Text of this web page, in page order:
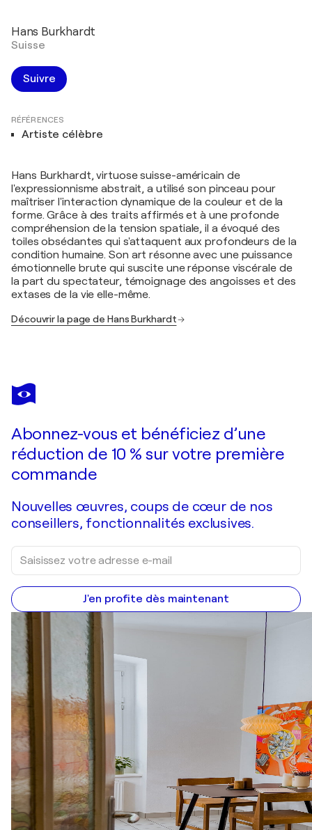
Hans Burkhardt
Suisse
Suivre
RÉFÉRENCES
Artiste célèbre
Hans Burkhardt, virtuose suisse-américain de
l'expressionnisme abstrait, a utilisé son pinceau pour
maîtriser l'interaction dynamique de la couleur et de la
forme. Grâce à des traits affirmés et à une profonde
compréhension de la tension spatiale, il a évoqué des
toiles obsédantes qui s'attaquent aux profondeurs de la
condition humaine. Son art résonne avec une puissance
émotionnelle brute qui suscite une réponse viscérale de
la part du spectateur, témoignage des angoisses et des
extases de la vie elle-même.
Découvrir la page de Hans Burkhardt
Abonnez-vous et bénéficiez d’une
réduction de 10 % sur votre première
commande
Nouvelles œuvres, coups de cœur de nos
conseillers, fonctionnalités exclusives.
J'en profite dès maintenant